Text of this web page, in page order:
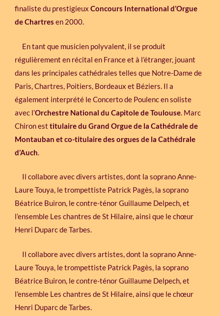
finaliste du prestigieux Concours International d’Orgue
de Chartres en 2000.
En tant que musicien polyvalent, il se produit
régulièrement en récital en France et à l’étranger, jouant
dans les principales cathédrales telles que Notre-Dame de
Paris, Chartres, Poitiers, Bordeaux et Béziers. Il a
également interprété le Concerto de Poulenc en soliste
avec l’Orchestre National du Capitole de Toulouse. Marc
Chiron est titulaire du Grand Orgue de la Cathédrale de
Montauban et co-titulaire des orgues de la Cathédrale
d’Auch.
Il collabore avec divers artistes, dont la soprano Anne-
Laure Touya, le trompettiste Patrick Pagès, la soprano
Béatrice Buiron, le contre-ténor Guillaume Delpech, et
l’ensemble Les chantres de St Hilaire, ainsi que le chœur
Henri Duparc de Tarbes.
Il collabore avec divers artistes, dont la soprano Anne-
Laure Touya, le trompettiste Patrick Pagès, la soprano
Béatrice Buiron, le contre-ténor Guillaume Delpech, et
l’ensemble Les chantres de St Hilaire, ainsi que le chœur
Henri Duparc de Tarbes.